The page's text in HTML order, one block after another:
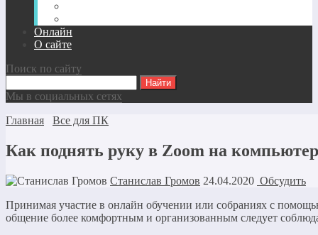
Онлайн
О сайте
Поиск по сайту
Мы в социальных сетях
Главная
Все для ПК
Как поднять руку в Zoom на
Станислав Громов 24.04.2020 Обсудить
Принимая участие в онлайн обучении или собраниях с
общение более комфортным и организованным следует